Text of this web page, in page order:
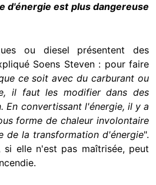
d'énergie est plus dangereuse
ou diesel présentent des
Soens Steven : pour faire
ce soit avec du carburant ou
il faut les modifier dans des
En convertissant l'énergie, il y a
forme de chaleur involontaire
de la transformation d'énergie".
elle n'est pas maîtrisée, peut